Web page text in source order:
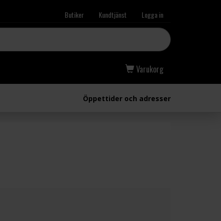
Butiker Kundtjänst Logga in
Varukorg
Öppettider och adresser